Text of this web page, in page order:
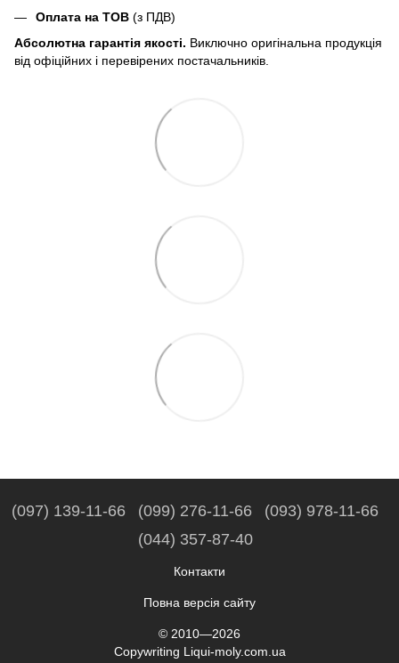
Оплата на ТОВ (з ПДВ)
Абсолютна гарантія якості. Виключно оригінальна продукція
від офіційних і перевірених постачальників.
(097) 139-11-66 (099) 276-11-66
(093) 978-11-66
(044) 357-87-40
Контакти
Повна версія сайту
© 2010—2026
Copywriting Liqui-moly.com.ua